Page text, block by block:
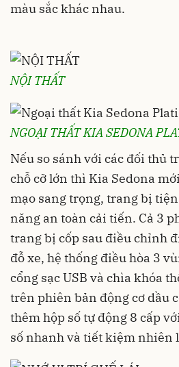
màu sắc khác nhau.
NỘI THẤT
NGOẠI THẤT KIA SEDONA
Nếu so sánh với các đối thủ
chỗ cỡ lớn thì Kia Sedona
mạo sang trọng, trang bị
năng an toàn cải tiến. Cả 3
trang bị cốp sau điều chỉnh
đỗ xe, hệ thống điều hòa 3
cổng sạc USB và chìa khóa
trên phiên bản động cơ dầu
thêm hộp số tự động 8 cấp
số nhanh và tiết kiệm nhiên